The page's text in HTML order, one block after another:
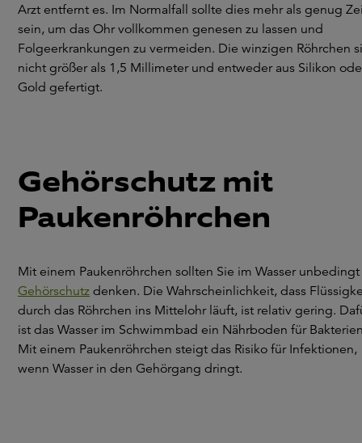
Arzt entfernt es. Im Normalfall sollte dies mehr als genug
sein, um das Ohr vollkommen genesen zu lassen und
Folgeerkrankungen zu vermeiden. Die winzigen Röhrchen
nicht größer als 1,5 Millimeter und entweder aus Silikon
Gold gefertigt.
Gehörschutz mit
Paukenröhrchen
Mit einem Paukenröhrchen sollten Sie im Wasser unbedingt
Gehörschutz denken. Die Wahrscheinlichkeit, dass
durch das Röhrchen ins Mittelohr läuft, ist relativ gering.
ist das Wasser im Schwimmbad ein Nährboden für
Mit einem Paukenröhrchen steigt das Risiko für Infektionen,
wenn Wasser in den Gehörgang dringt.